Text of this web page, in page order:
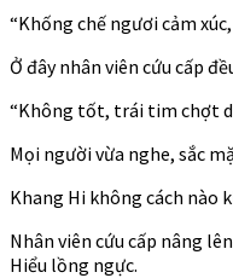
“Khống chế ngươi cảm
Ở đây nhân viên cứu cấp
“Không tốt, trái tim chợt
Mọi người vừa nghe, sắc
Khang Hi không cách nào
Nhân viên cứu cấp nâng
Hiểu lồng ngực.